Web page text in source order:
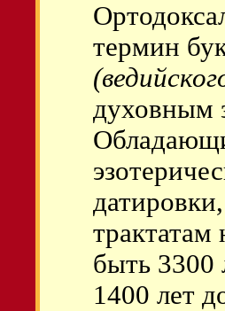
термин
духовным
быть 3300
1400 лет